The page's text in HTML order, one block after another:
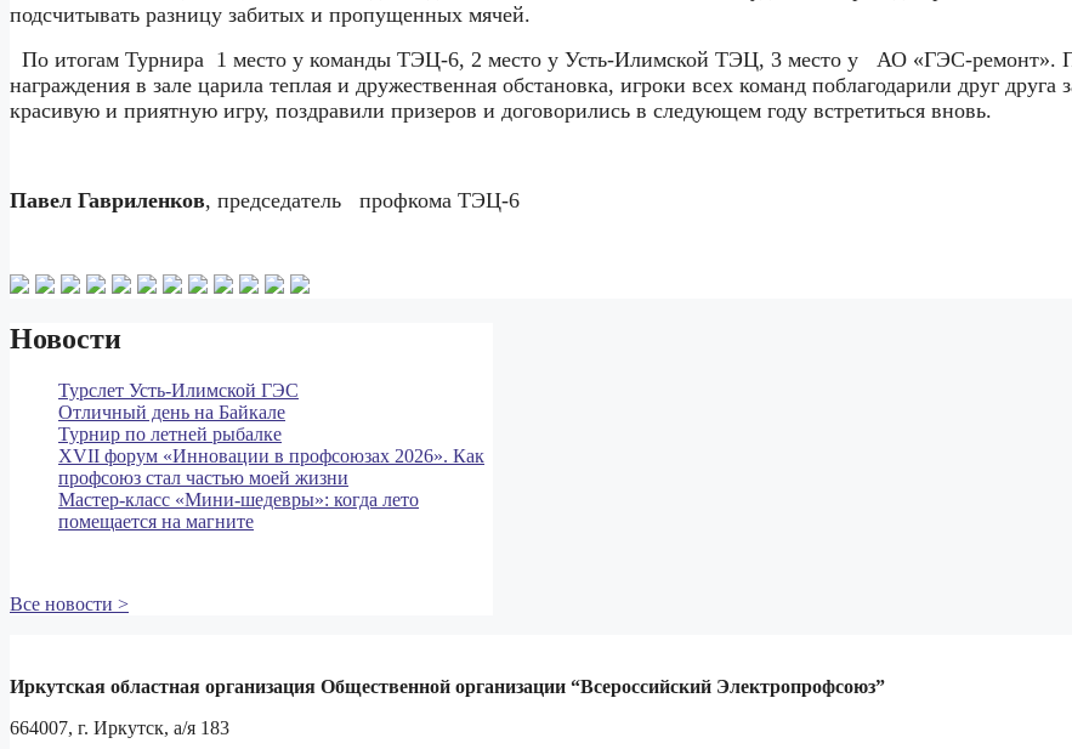
подсчитывать разницу забитых и пропущенных мячей.
По итогам Турнира 1 место у команды ТЭЦ-6, 2 место у Усть-Илимской ТЭЦ, 3 место у
АО «ГЭС-ремонт».
награждения в зале царила теплая и дружественная обстановка, игроки всех команд поблагодарили друг друга
красивую и приятную игру, поздравили призеров и договорились в следующем году встретиться вновь.
Павел Гавриленков, председатель профкома ТЭЦ-6
Новости
Турслет Усть-Илимской ГЭС
Отличный день на Байкале
Турнир по летней рыбалке
XVII форум «Инновации в профсоюзах 2026». Как
профсоюз стал частью моей жизни
Мастер‑класс «Мини‑шедевры»: когда лето
помещается на магните
Все новости >
Иркутская областная организация Общественной организации “Всероссийский Электропрофсоюз”
664007, г. Иркутск, а/я 183